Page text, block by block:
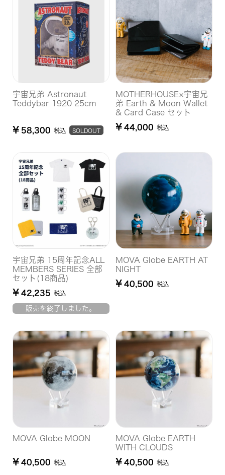
宇宙兄弟 Astronaut
Teddybar 1920 25cm
¥ 58,300 税込 SOLDOUT
MOTHERHOUSE×宇宙兄
弟 Earth & Moon Wallet
& Card Case セット
¥ 44,000 税込
宇宙兄弟 15周年記念ALL
MEMBERS SERIES 全部
セット(18商品)
¥ 42,235 税込
販売を終了しました。
MOVA Globe EARTH AT
NIGHT
¥ 40,500 税込
MOVA Globe MOON
¥ 40,500 税込
MOVA Globe EARTH
WITH CLOUDS
¥ 40,500 税込